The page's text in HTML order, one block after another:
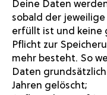
Deine Daten
sobald der
erfüllt ist und keine
Pflicht zur
mehr besteht. So
Daten
Jahren gelöscht;